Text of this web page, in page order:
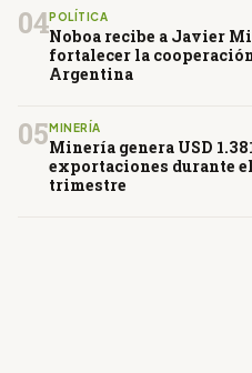
04POLÍTICA
Noboa recibe a Javier
fortalecer la
Argentina
05 MINERÍA
Minería genera USD
exportaciones durante
trimestre